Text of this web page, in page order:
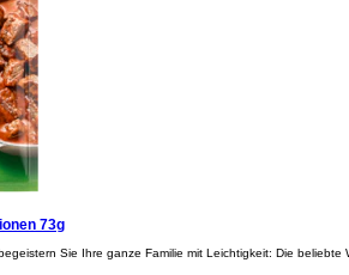
73g
Sie Ihre ganze Familie mit Leichtigkeit: Die